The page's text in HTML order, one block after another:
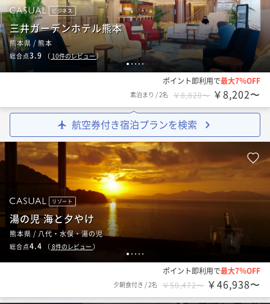
1 2 3 4 5
ビジネス
三井ガーデンホテル熊本
熊本県 / 熊本
総合点3.9 （ 10件のレビュー）
ポイント即利用で最大7％OFF
素泊まり /2名 ￥8,820〜 ￥8,202〜
航空券付き宿泊プランを検索
1 2 3 4 5
リゾート
湯の児 海と夕やけ
熊本県 / 八代・水俣・湯の児
総合点4.4 （ 8件のレビュー ）
ポイント即利用で最大7％OFF
夕朝食付き /2名 ￥50,472〜 ￥46,938〜